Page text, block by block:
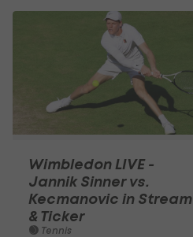
Wimbledon LIVE -
Jannik Sinner vs.
Kecmanovic in Stream
& Ticker
Tennis